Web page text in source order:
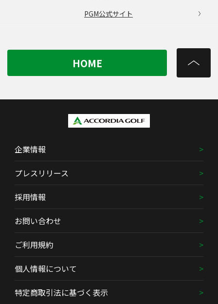
PGM公式サイト
HOME
企業情報
プレスリリース
採用情報
お問い合わせ
ご利用規約
個人情報について
特定商取引法に基づく表示